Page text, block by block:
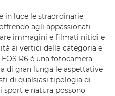
in luce le straordinarie
agli appassionati
immagini e filmati nitidi e
ai vertici della categoria e
R6 è una fotocamera
di gran lunga le aspettative
di qualsiasi tipologia di
sport e natura possono